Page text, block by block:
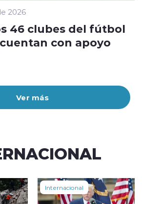
Ver más
2026
46 clubes del fútbol
con apoyo
Internacional